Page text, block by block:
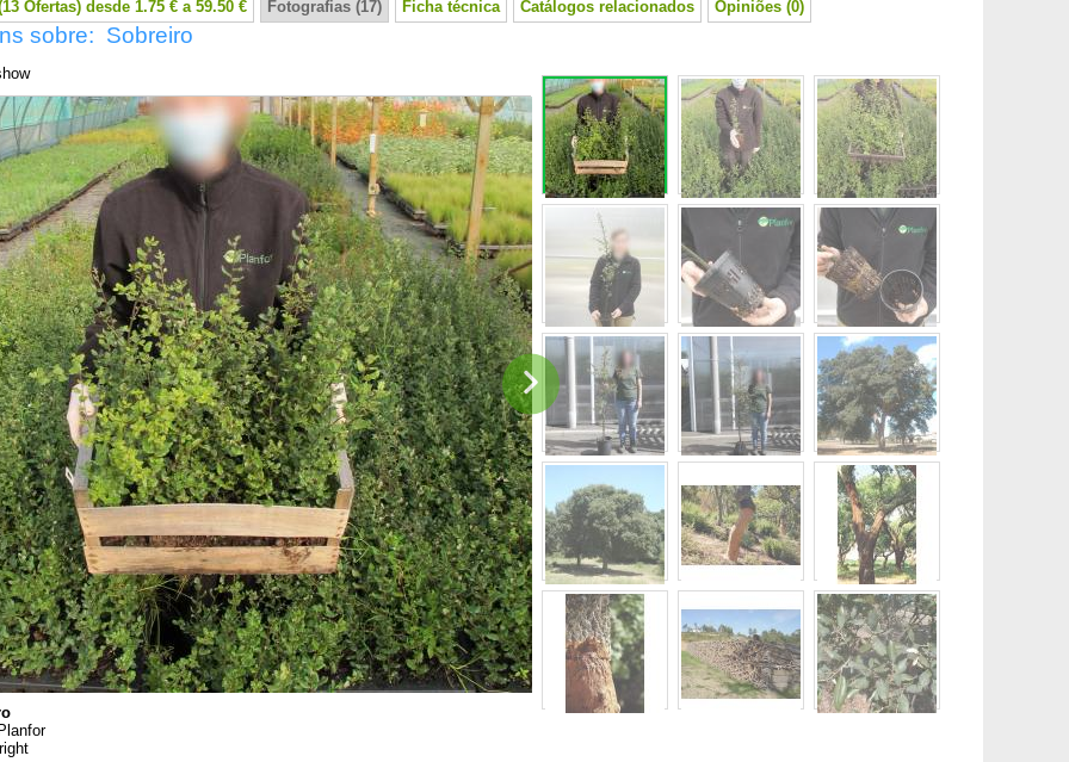
Ofertas) desde 1.75 € a 59.50 € Fotografias (17) Ficha técnica Catálogos relacionados Opiniões (0)
sobre: Sobreiro
Planfor